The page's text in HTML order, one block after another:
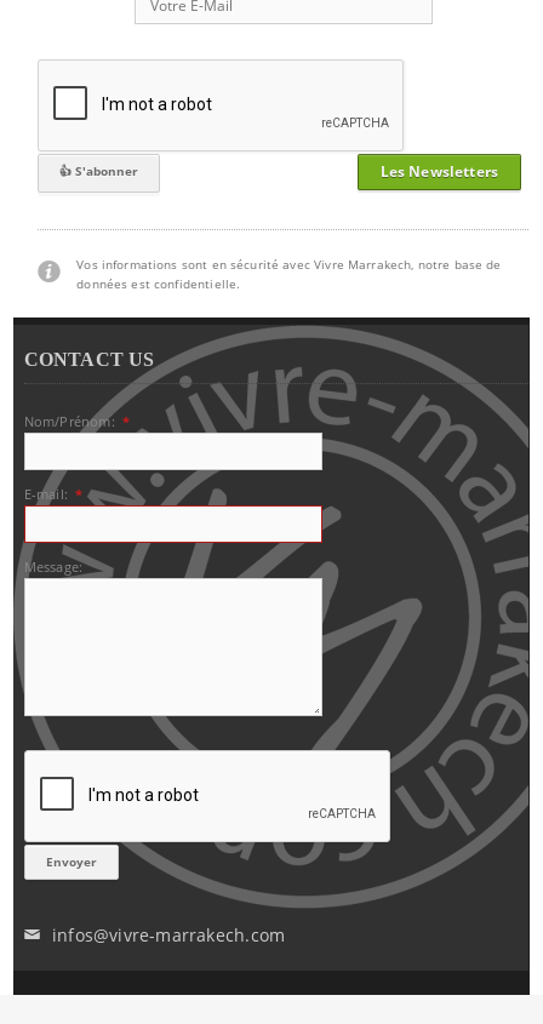
Les Newsletters
Vos informations sont en sécurité avec Vivre Marrakech, notre base de
données est confidentielle.
CONTACT US
Nom/Prénom: *
E-mail: *
Message:
✉ infos@vivre-marrakech.com